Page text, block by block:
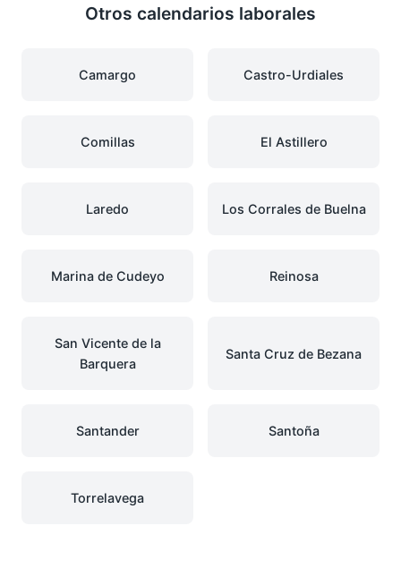
Otros calendarios laborales
Camargo Castro-Urdiales
Comillas El Astillero
Laredo Los Corrales de Buelna
Marina de Cudeyo Reinosa
San Vicente de la
Barquera
Santa Cruz de Bezana
Santander Santoña
Torrelavega